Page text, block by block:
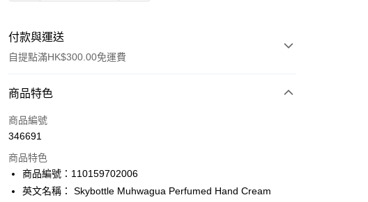
付款與運送
自提點滿HK$300.00免運費
付款方式
信用卡
AlipayHK
PayMe
商品特色
商品編號
346691
商品特色
商品編號：110159702006
英文名稱： Skybottle Muhwagua Perfumed Hand Cream